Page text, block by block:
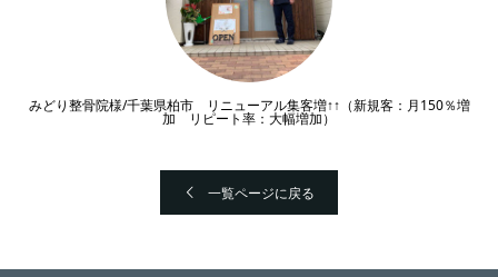
みどり整骨院様/千葉県柏市 リニューアル集客増↑↑（新規客：月150％増
加 リピート率：大幅増加）
一覧ページに戻る